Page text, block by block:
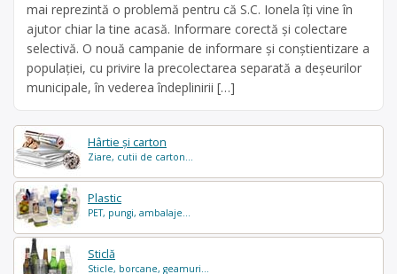
Hârtie și carton
Ziare, cutii de carton...
Plastic
PET, pungi, ambalaje...
Sticlă
Sticle, borcane, geamuri...
mai reprezintă o problemă pentru că S.C. Ionela îți vine în
ajutor chiar la tine acasă. Informare corectă și colectare
selectivă. O nouă campanie de informare și conștientizare a
populației, cu privire la precolectarea separată a deșeurilor
municipale, în vederea îndeplinirii […]